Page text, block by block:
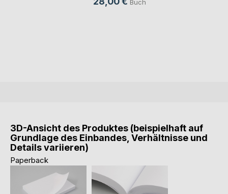
Buch
3D-Ansicht des Produktes (beispielhaft auf
Grundlage des Einbandes, Verhältnisse und
Details variieren)
Paperback